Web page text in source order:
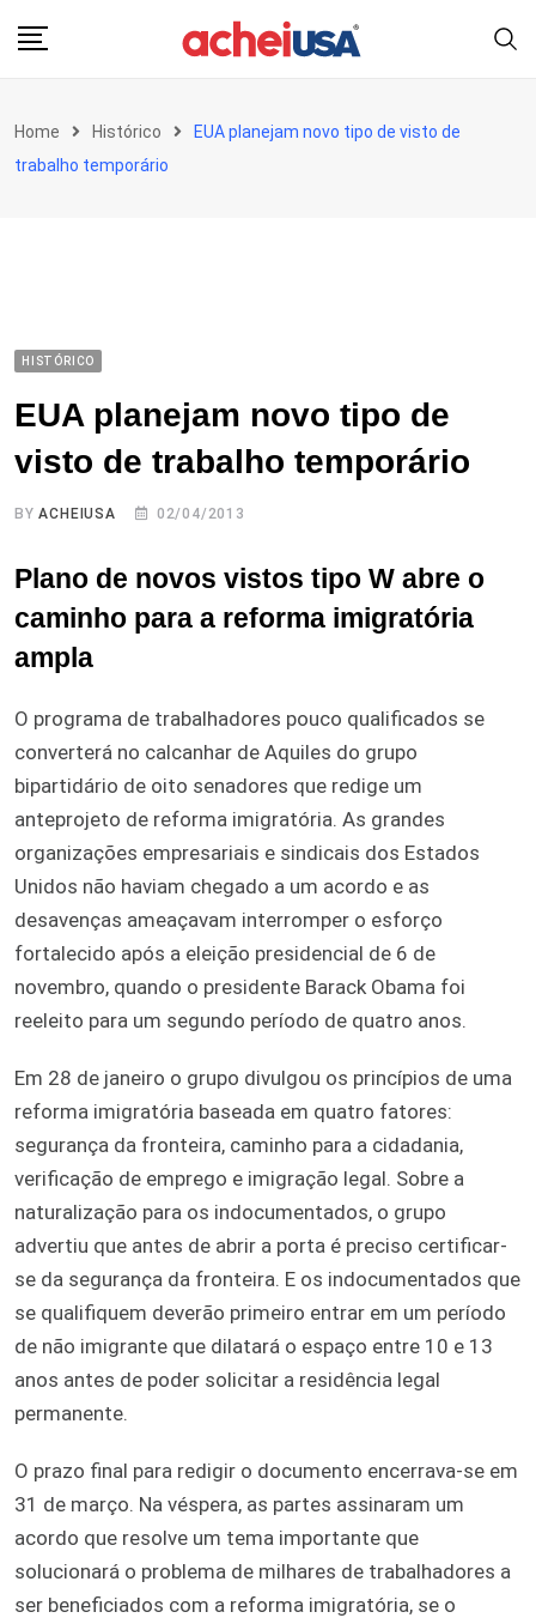
Home Histórico
EUA planejam novo tipo de visto de
trabalho temporário
HISTÓRICO
EUA planejam novo tipo de
visto de trabalho temporário
BYACHEIUSA 02/04/2013
Plano de novos vistos tipo W abre o
caminho para a reforma imigratória
ampla
O programa de trabalhadores pouco qualificados se
converterá no calcanhar de Aquiles do grupo
bipartidário de oito senadores que redige um
anteprojeto de reforma imigratória. As grandes
organizações empresariais e sindicais dos Estados
Unidos não haviam chegado a um acordo e as
desavenças ameaçavam interromper o esforço
fortalecido após a eleição presidencial de 6 de
novembro, quando o presidente Barack Obama foi
reeleito para um segundo período de quatro anos.
Em 28 de janeiro o grupo divulgou os princípios de uma
reforma imigratória baseada em quatro fatores:
segurança da fronteira, caminho para a cidadania,
verificação de emprego e imigração legal. Sobre a
naturalização para os indocumentados, o grupo
advertiu que antes de abrir a porta é preciso certificar-
se da segurança da fronteira. E os indocumentados que
se qualifiquem deverão primeiro entrar em um período
de não imigrante que dilatará o espaço entre 10 e 13
anos antes de poder solicitar a residência legal
permanente.
O prazo final para redigir o documento encerrava-se em
31 de março. Na véspera, as partes assinaram um
acordo que resolve um tema importante que
solucionará o problema de milhares de trabalhadores a
ser beneficiados com a reforma imigratória, se o